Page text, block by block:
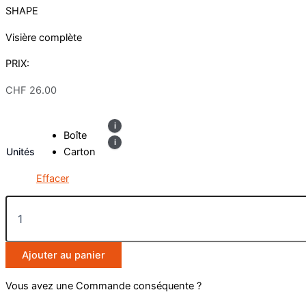
SHAPE
Visière complète
PRIX:
CHF 26.00
Unités
Boîte
Carton
Effacer
Ajouter au panier
Vous avez une Commande conséquente ?